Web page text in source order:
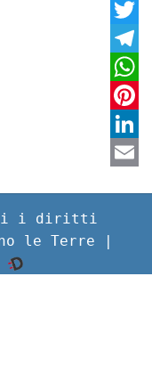
i diritti
le Terre |